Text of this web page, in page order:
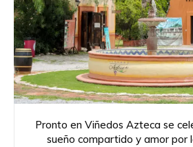
Pronto en Viñedos Azteca se
sueño compartido y amor por